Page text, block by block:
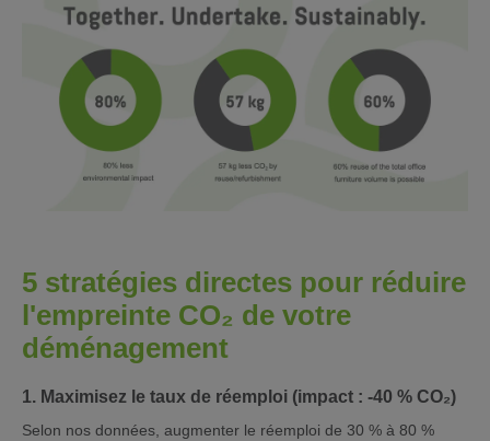
5 stratégies directes pour réduire
l'empreinte CO₂ de votre
déménagement
1. Maximisez le taux de réemploi (impact : -40 % CO₂)
Selon nos données, augmenter le réemploi de 30 % à 80 %